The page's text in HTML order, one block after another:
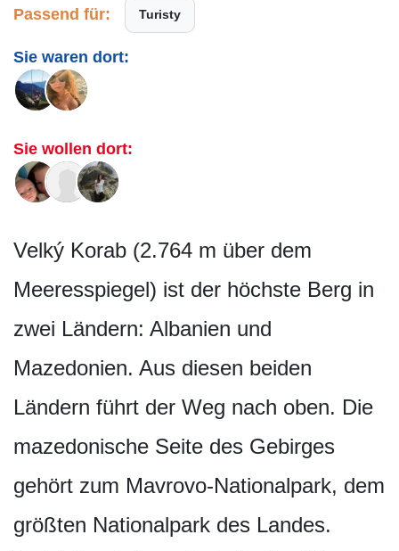
Passend für: Turisty
Sie waren dort:
Sie wollen dort:
Velký Korab (2.764 m über dem
Meeresspiegel) ist der höchste Berg in
zwei Ländern: Albanien und
Mazedonien. Aus diesen beiden
Ländern führt der Weg nach oben. Die
mazedonische Seite des Gebirges
gehört zum Mavrovo-Nationalpark, dem
größten Nationalpark des Landes.